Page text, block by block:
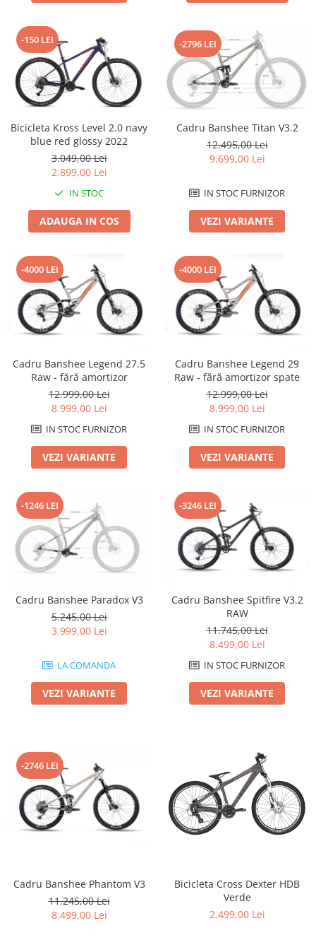
Accesorii roți
Roți față
Schimbătoare
Schimbătoare față
Schimbătoare spate
Piese schimbătoare
Manete tije telescopice
Tije fixe
Tubeless și soluții anti-pană
Amortizoare spate
Arcuri
Groupset
-150 LEI
Bicicleta Kross Level 2.0 navy
blue red glossy 2022
3.049,00 Lei
2.899,00 Lei
IN STOC
ADAUGA IN COS
-2796 LEI
Cadru Banshee Titan V3.2
12.495,00 Lei
9.699,00 Lei
IN STOC FURNIZOR
VEZI VARIANTE
-4000 LEI
Cadru Banshee Legend 27.5
Raw - fără amortizor
12.999,00 Lei
8.999,00 Lei
IN STOC FURNIZOR
VEZI VARIANTE
-4000 LEI
Cadru Banshee Legend 29
Raw - fără amortizor spate
12.999,00 Lei
8.999,00 Lei
IN STOC FURNIZOR
VEZI VARIANTE
-1246 LEI
Cadru Banshee Paradox V3
5.245,00 Lei
3.999,00 Lei
LA COMANDA
VEZI VARIANTE
-3246 LEI
Cadru Banshee Spitfire V3.2
RAW
11.745,00 Lei
8.499,00 Lei
IN STOC FURNIZOR
VEZI VARIANTE
-2746 LEI
Cadru Banshee Phantom V3
11.245,00 Lei
8.499,00 Lei
Bicicleta Cross Dexter HDB
Verde
2.499,00 Lei